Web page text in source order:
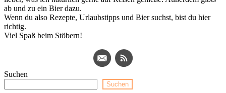
ab und zu ein Bier dazu.
Wenn du also Rezepte, Urlaubstipps und Bier suchst, bist du hier
richtig.
Viel Spaß beim Stöbern!
Suchen
Suchen